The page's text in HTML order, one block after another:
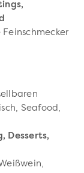
Seafood,
Desserts,